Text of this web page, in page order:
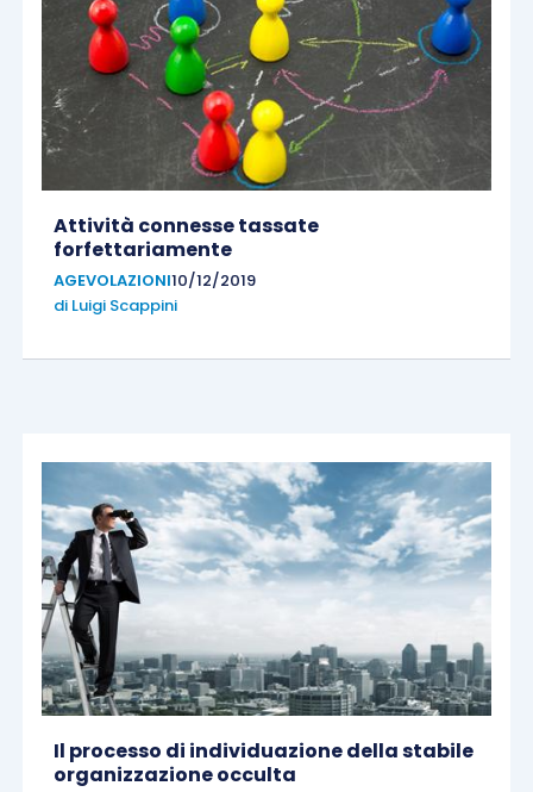
Attività connesse tassate
forfettariamente
AGEVOLAZIONI10/12/2019
di Luigi Scappini
Il processo di individuazione della stabile
organizzazione occulta